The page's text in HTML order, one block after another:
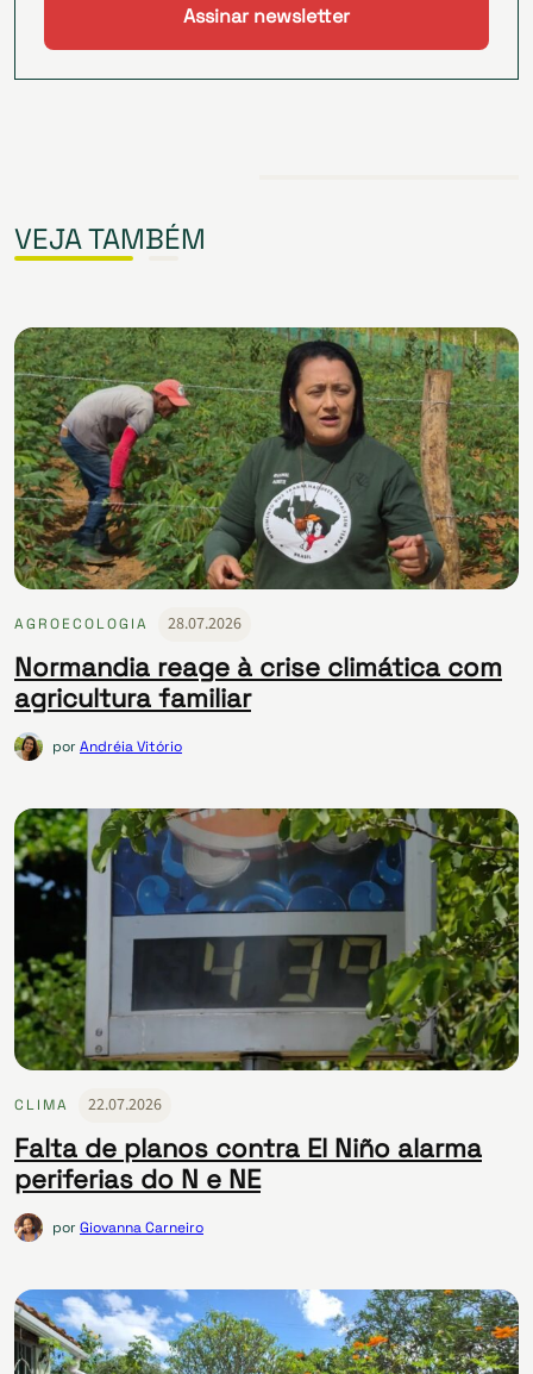
VEJA TAMBÉM
AGROECOLOGIA 28.07.2026
Normandia reage à crise climática com
agricultura familiar
porAndréia Vitório
CLIMA 22.07.2026
Falta de planos contra El Niño alarma
periferias do N e NE
porGiovanna Carneiro